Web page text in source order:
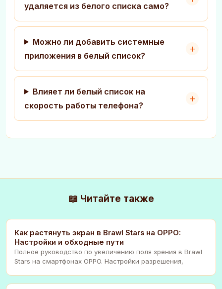
удаляется из белого списка само?
Можно ли добавить системные
приложения в белый список?
Влияет ли белый список на
скорость работы телефона?
📖 Читайте также
Как растянуть экран в Brawl Stars на OPPO:
Настройки и обходные пути
Полное руководство по увеличению поля зрения в Brawl
Stars на смартфонах OPPO. Настройки разрешения,